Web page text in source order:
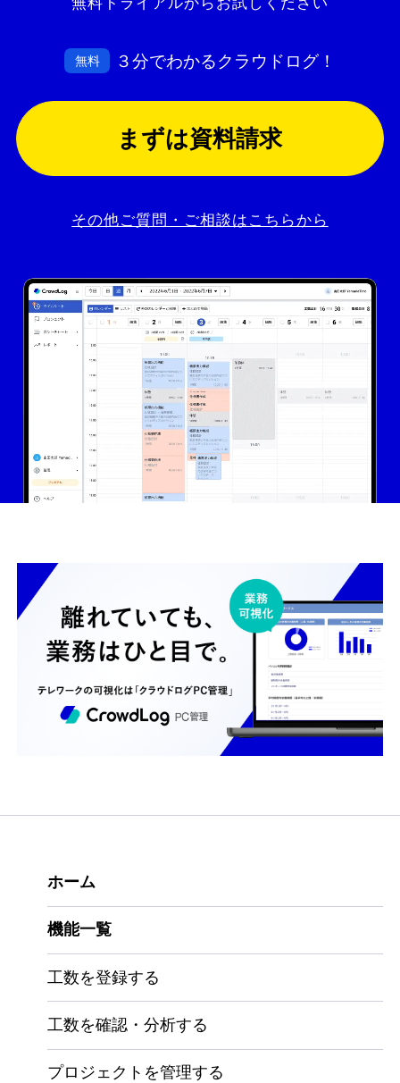
無料 ３分でわかるクラウドログ！
まずは資料請求
その他ご質問・ご相談はこちらから
ホーム
機能一覧
工数を登録する
工数を確認・分析する
プロジェクトを管理する